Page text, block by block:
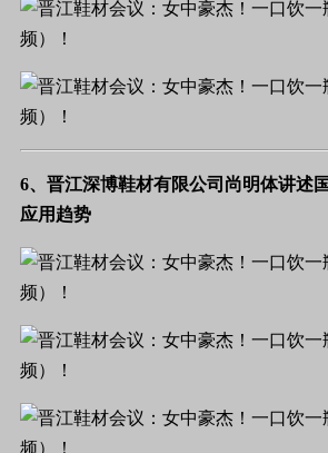
6、晋江深博鞋材有限公司尚明体讲述
应用趋势